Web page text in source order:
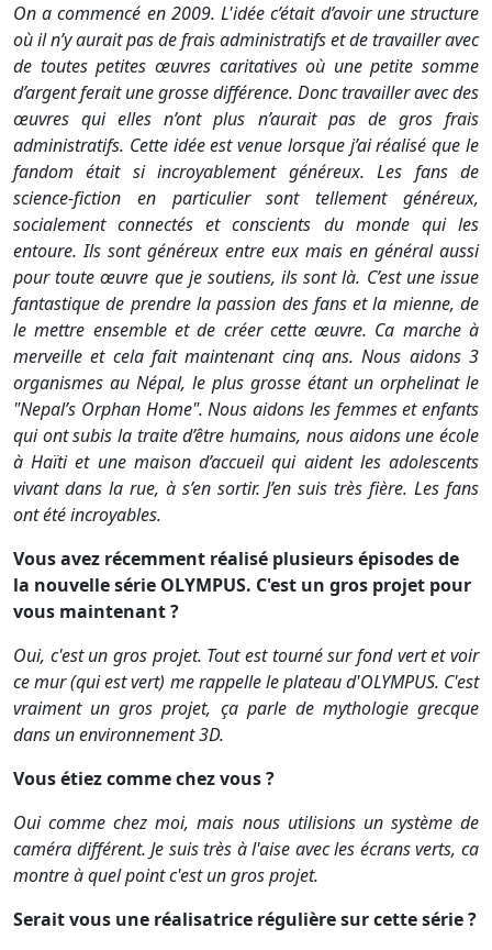
On a commencé en 2009. L'idée c’était d’avoir une structure
où il n’y aurait pas de frais administratifs et de travailler avec
de toutes petites œuvres caritatives où une petite somme
d’argent ferait une grosse différence. Donc travailler avec des
œuvres qui elles n’ont plus n’aurait pas de gros frais
administratifs. Cette idée est venue lorsque j’ai réalisé que le
fandom était si incroyablement généreux. Les fans de
science-fiction en particulier sont tellement généreux,
socialement connectés et conscients du monde qui les
entoure. Ils sont généreux entre eux mais en général aussi
pour toute œuvre que je soutiens, ils sont là. C’est une issue
fantastique de prendre la passion des fans et la mienne, de
le mettre ensemble et de créer cette œuvre. Ca marche à
merveille et cela fait maintenant cinq ans. Nous aidons 3
organismes au Népal, le plus grosse étant un orphelinat le
"Nepal’s Orphan Home". Nous aidons les femmes et enfants
qui ont subis la traite d’être humains, nous aidons une école
à Haïti et une maison d’accueil qui aident les adolescents
vivant dans la rue, à s’en sortir. J’en suis très fière. Les fans
ont été incroyables.
Vous avez récemment réalisé plusieurs épisodes de
la nouvelle série OLYMPUS. C'est un gros projet pour
vous maintenant ?
Oui, c'est un gros projet. Tout est tourné sur fond vert et voir
ce mur (qui est vert) me rappelle le plateau d'OLYMPUS. C'est
vraiment un gros projet, ça parle de mythologie grecque
dans un environnement 3D.
Vous étiez comme chez vous ?
Oui comme chez moi, mais nous utilisions un système de
caméra différent. Je suis très à l'aise avec les écrans verts, ca
montre à quel point c'est un gros projet.
Serait vous une réalisatrice régulière sur cette série ?